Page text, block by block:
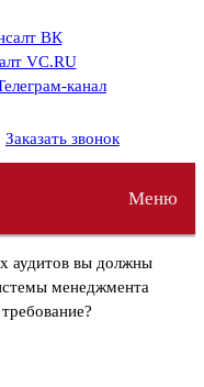
Заказать звонок
Меню
аудитов вы должны
менеджмента